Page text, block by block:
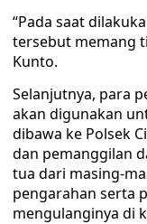
“Pada saat
tersebut memang
Kunto.
Selanjutnya, para
akan digunakan
dibawa ke Polsek
dan pemanggilan
tua dari masing-
pengarahan serta
mengulanginya di